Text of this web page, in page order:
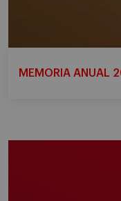
MEMORIA ANUAL